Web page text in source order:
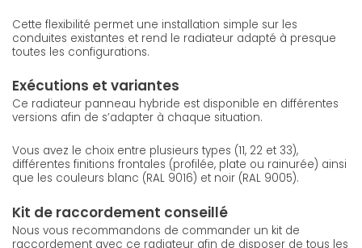
Cette flexibilité permet une installation simple sur les
conduites existantes et rend le radiateur adapté à presque
toutes les configurations.
Exécutions et variantes
Ce radiateur panneau hybride est disponible en différentes
versions afin de s’adapter à chaque situation.
Vous avez le choix entre plusieurs types (11, 22 et 33),
différentes finitions frontales (profilée, plate ou rainurée) ainsi
que les couleurs blanc (RAL 9016) et noir (RAL 9005).
Kit de raccordement conseillé
Nous vous recommandons de commander un kit de
raccordement avec ce radiateur afin de disposer de tous les